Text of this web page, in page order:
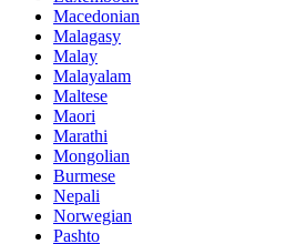
Macedonian
Malagasy
Malay
Malayalam
Maltese
Maori
Marathi
Mongolian
Burmese
Nepali
Norwegian
Pashto